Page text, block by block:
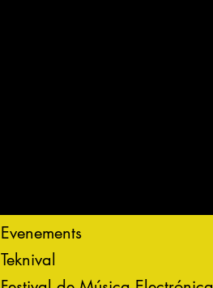
Evenements
Teknival